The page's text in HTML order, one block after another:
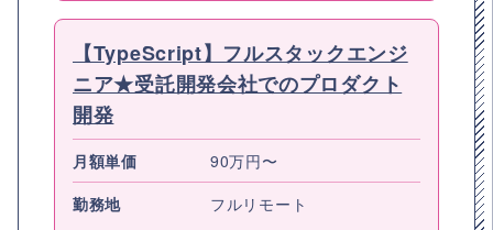
【TypeScript】フルスタックエンジ
ニア★受託開発会社でのプロダクト
開発
月額単価
90万円〜
勤務地
フルリモート